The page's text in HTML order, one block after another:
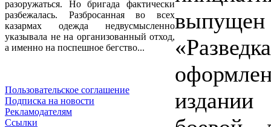
разоружаться. Но бригада фактически
разбежалась. Разбросанная во всех
казармах одежда недвусмысленно
указывала не на организованный отход,
а именно на поспешное бегство...
Пользовательское соглашение
Подписка на новости
Рекламодателям
Ссылки
выпущен